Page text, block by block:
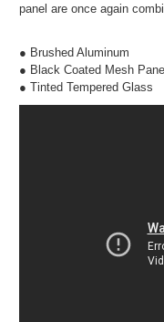
panel are once again
● Brushed Aluminum
● Black Coated Mesh Panel
● Tinted Tempered Glass